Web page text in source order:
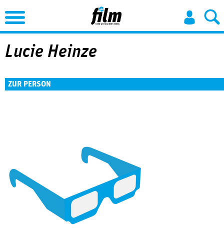
Jump to Navigation
Lucie Heinze
ZUR PERSON